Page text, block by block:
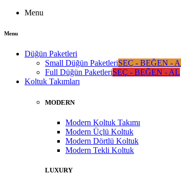
Menu
Menu
Düğün Paketleri
Small Düğün PaketleriSEÇ - BEĞEN -
Full Düğün PaketleriSEÇ - BEĞEN - AL
Koltuk Takımları
MODERN
Modern Koltuk Takımı
Modern Üçlü Koltuk
Modern Dörtlü Koltuk
Modern Tekli Koltuk
LUXURY